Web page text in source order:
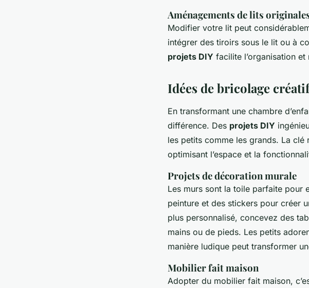
Aménagements de lits
Modifier votre lit peut
intégrer des tiroirs sous le lit ou à
projets DIY facilite l’organisation et
Idées de bricolage
En transformant une chambre
différence. Des projets DIY
les petits comme les grands. La clé
optimisant l’espace et la
Projets de décoration murale
Les murs sont la toile parfaite pour
peinture et des stickers pour créer
plus personnalisé, concevez des
mains ou de pieds. Les petits
manière ludique peut transformer
Mobilier fait maison
Adopter du mobilier fait maison,